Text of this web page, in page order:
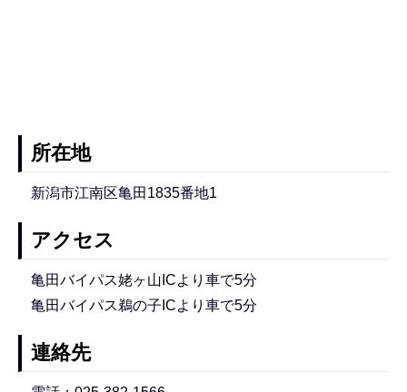
所在地
新潟市江南区亀田1835番地1
アクセス
亀田バイパス姥ヶ山ICより車で5分
亀田バイパス鵜の子ICより車で5分
連絡先